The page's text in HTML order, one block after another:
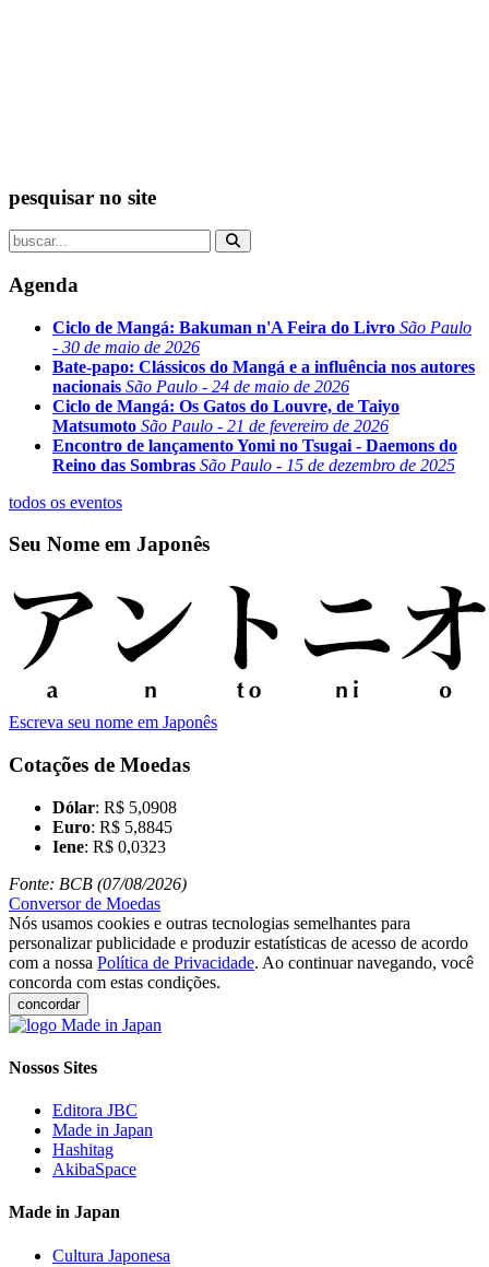
pesquisar no site
Agenda
Ciclo de Mangá: Bakuman n'A Feira do Livro São Paulo
- 30 de maio de 2026
Bate-papo: Clássicos do Mangá e a influência nos autores
nacionais São Paulo - 24 de maio de 2026
Ciclo de Mangá: Os Gatos do Louvre, de Taiyo
Matsumoto São Paulo - 21 de fevereiro de 2026
Encontro de lançamento Yomi no Tsugai - Daemons do
Reino das Sombras São Paulo - 15 de dezembro de 2025
todos os eventos
Seu Nome em Japonês
Escreva seu nome em Japonês
Cotações de Moedas
Dólar: R$ 5,0908
Euro: R$ 5,8845
Iene: R$ 0,0323
Fonte: BCB (07/08/2026)
Conversor de Moedas
Nós usamos cookies e outras tecnologias semelhantes para
personalizar publicidade e produzir estatísticas de acesso de acordo
com a nossa Política de Privacidade. Ao continuar navegando, você
concorda com estas condições.
concordar
Nossos Sites
Editora JBC
Made in Japan
Hashitag
AkibaSpace
Made in Japan
Cultura Japonesa